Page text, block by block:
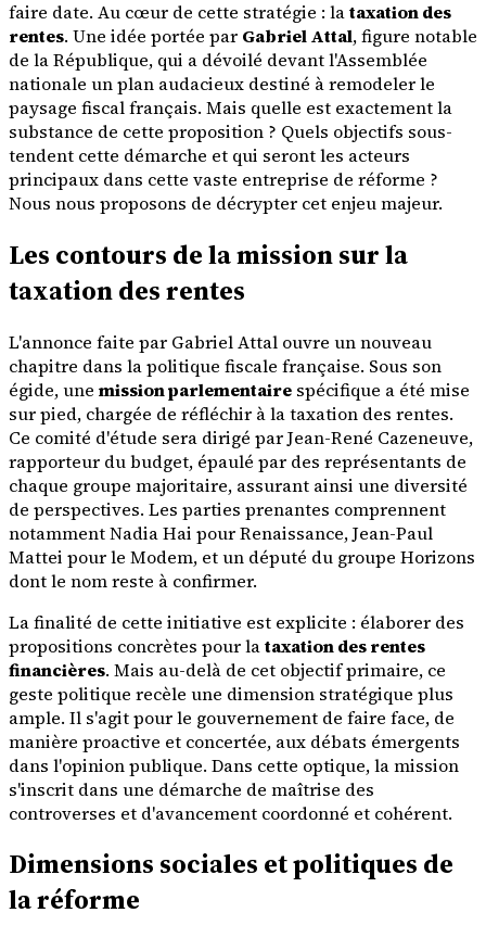
faire date. Au cœur de cette stratégie : lataxation des
rentes. Une idée portée par Gabriel Attal, figure notable
de la République, qui a dévoilé devant l'Assemblée
nationale un plan audacieux destiné à remodeler le
paysage fiscal français. Mais quelle est exactement la
substance de cette proposition ? Quels objectifs sous-
tendent cette démarche et qui seront les acteurs
principaux dans cette vaste entreprise de réforme ?
Nous nous proposons de décrypter cet enjeu majeur.
Les contours de la mission sur la
taxation des rentes
L'annonce faite par Gabriel Attal ouvre un nouveau
chapitre dans la politique fiscale française. Sous son
égide, une mission parlementaire spécifique a été mise
sur pied, chargée de réfléchir à la taxation des rentes.
Ce comité d'étude sera dirigé par Jean-René Cazeneuve,
rapporteur du budget, épaulé par des représentants de
chaque groupe majoritaire, assurant ainsi une diversité
de perspectives. Les parties prenantes comprennent
notamment Nadia Hai pour Renaissance, Jean-Paul
Mattei pour le Modem, et un député du groupe Horizons
dont le nom reste à confirmer.
La finalité de cette initiative est explicite : élaborer des
propositions concrètes pour lataxation des rentes
financières. Mais au-delà de cet objectif primaire, ce
geste politique recèle une dimension stratégique plus
ample. Il s'agit pour le gouvernement de faire face, de
manière proactive et concertée, aux débats émergents
dans l'opinion publique. Dans cette optique, la mission
s'inscrit dans une démarche de maîtrise des
controverses et d'avancement coordonné et cohérent.
Dimensions sociales et politiques de
la réforme